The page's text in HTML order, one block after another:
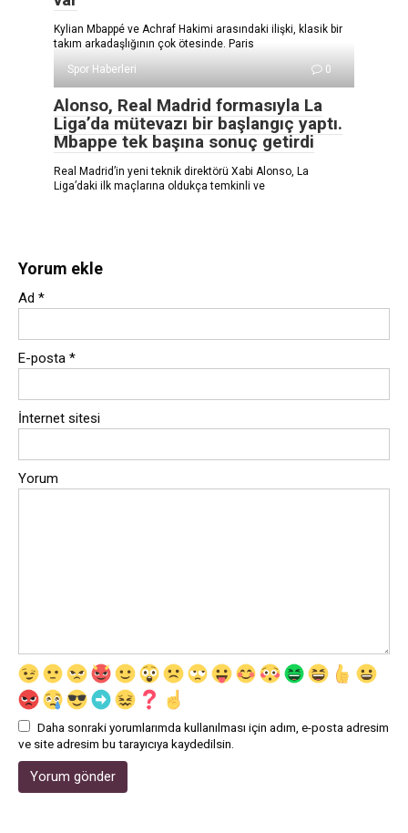
Kylian Mbappé ve Achraf Hakimi arasındaki ilişki, klasik bir
takım arkadaşlığının çok ötesinde. Paris
Spor Haberleri
0
Alonso, Real Madrid formasıyla La
Liga’da mütevazı bir başlangıç ​​yaptı.
Mbappe tek başına sonuç getirdi
Real Madrid’in yeni teknik direktörü Xabi Alonso, La
Liga’daki ilk maçlarına oldukça temkinli ve
Yorum ekle
Ad *
E-posta *
İnternet sitesi
Yorum
Daha sonraki yorumlarımda kullanılması için adım, e-posta adresim
ve site adresim bu tarayıcıya kaydedilsin.